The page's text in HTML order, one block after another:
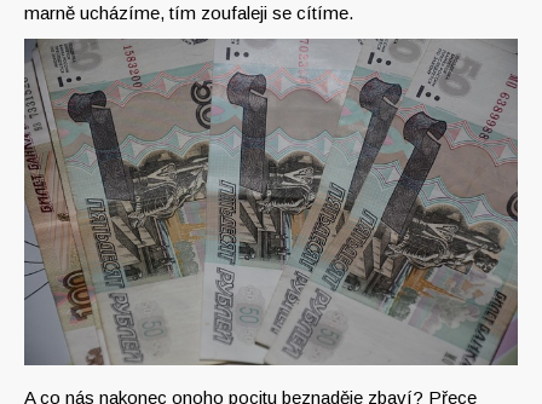
marně ucházíme, tím zoufaleji se cítíme.
A co nás nakonec onoho pocitu beznaděje zbaví? Přece